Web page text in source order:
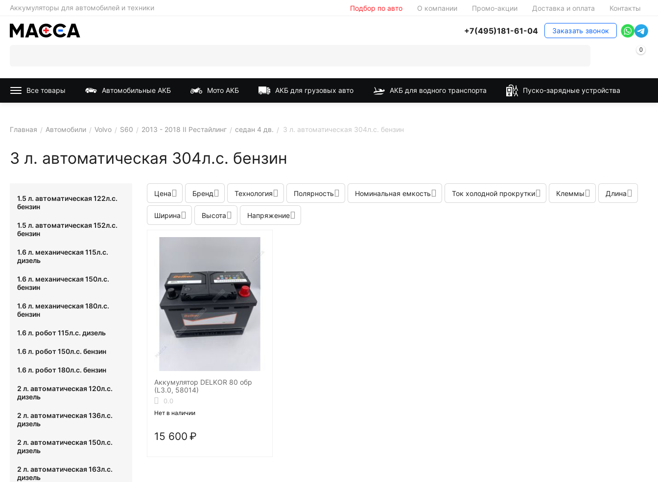
Аккумуляторы для автомобилей и техники Подбор по авто О компании Промо-акции Доставка и оплата Контакты
+7(495)181-61-04 Заказать звонок
0
Все товары Автомобильные АКБ Мото АКБ АКБ для грузовых авто АКБ для водного транспорта Пуско-зарядные устройства
3 л. автоматическая 304л.с. бензин
Главная / Автомобили / Volvo / S60 / 2013 - 2018 II Рестайлинг / седан 4 дв. / 3 л. автоматическая 304л.с. бензин
Цена Бренд Технология Полярность Номинальная емкость Ток холодной прокрутки Клеммы Длина
Ширина Высота Напряжение
Аккумулятор DELKOR 80 обр
(L3.0, 58014)
0.0
Нет в наличии
15 600 ₽
1.5 л. автоматическая 122л.с.
бензин
1.5 л. автоматическая 152л.с.
бензин
1.6 л. механическая 115л.с.
дизель
1.6 л. механическая 150л.с.
бензин
1.6 л. механическая 180л.с.
бензин
1.6 л. робот 115л.с. дизель
1.6 л. робот 150л.с. бензин
1.6 л. робот 180л.с. бензин
2 л. автоматическая 120л.с.
дизель
2 л. автоматическая 136л.с.
дизель
2 л. автоматическая 150л.с.
дизель
2 л. автоматическая 163л.с.
дизель